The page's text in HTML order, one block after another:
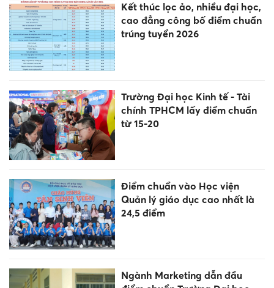
Kết thúc lọc ảo, nhiều đại học,
cao đẳng công bố điểm chuẩn
trúng tuyển 2026
Trường Đại học Kinh tế - Tài
chính TPHCM lấy điểm chuẩn
từ 15-20
Điểm chuẩn vào Học viện
Quản lý giáo dục cao nhất là
24,5 điểm
Ngành Marketing dẫn đầu